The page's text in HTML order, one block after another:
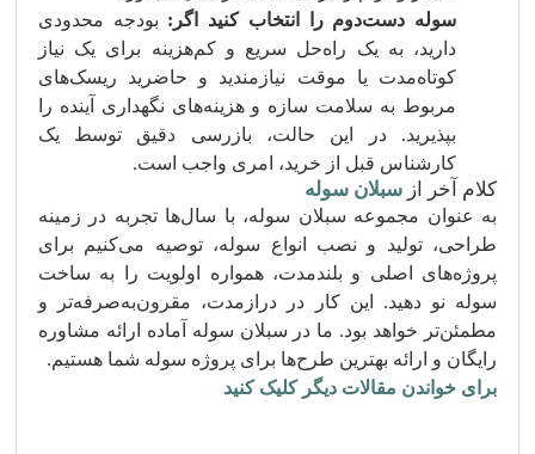
سوله دست‌دوم را انتخاب کنید اگر: بودجه محدودی
دارید، به یک راه‌حل سریع و کم‌هزینه برای یک نیاز
کوتاه‌مدت یا موقت نیازمندید و حاضرید ریسک‌های
مربوط به سلامت سازه و هزینه‌های نگهداری آینده را
بپذیرید. در این حالت، بازرسی دقیق توسط یک
کارشناس قبل از خرید، امری واجب است.
کلام آخر از سبلان سوله
به عنوان مجموعه سبلان سوله، با سال‌ها تجربه در زمینه
طراحی، تولید و نصب انواع سوله، توصیه می‌کنیم برای
پروژه‌های اصلی و بلندمدت، همواره اولویت را به ساخت
سوله نو دهید. این کار در درازمدت، مقرون‌به‌صرفه‌تر و
مطمئن‌تر خواهد بود. ما در سبلان سوله آماده ارائه مشاوره
رایگان و ارائه بهترین طرح‌ها برای پروژه سوله شما هستیم.
برای خواندن مقالات دیگر کلیک کنید